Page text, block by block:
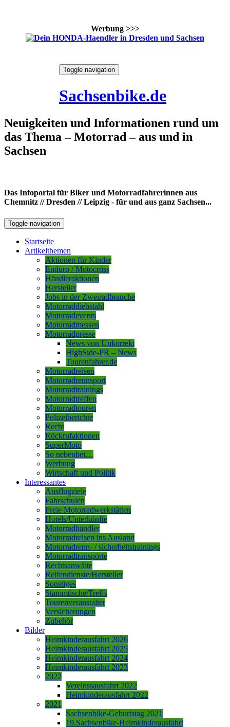
Werbung >>>
Toggle navigation
Sachsenbike.de
Neuigkeiten und Informationen rund um
das Thema – Motorrad – aus und in
Sachsen
Das Infoportal für Biker und Motorradfahrerinnen aus
Chemnitz // Dresden // Leipzig - für und aus ganz Sachsen...
Toggle navigation
Startseite
Artikelthemen
Aktionen für Kinder
Enduro / Motocross
Händleraktionen
Hersteller
Jobs in der Zweiradbranche
Motorraddiebstahl
Motorradevents
Motorradmessen
Motorradpresse
News von Unkorrekt
HighSide-PR – News
Tourenfahrer.de
Motorradreisen
Motorradrennsport
Motorradtrainings
Motorradtreffen
Motorradtouren
Polizeiberichte
Recht
Rückrufaktionen
SuperMoto
So nebenbei…
Werbung
Wirtschaft und Politik
Interessantes
Ausflugziele
Fahrschulen
Freie Motorradwerkstätten
Hotels/Unterkünfte
Motorradhändler
Motorradreisen ins Ausland
Motorradrenn- / sicherheitstrainings
Motorradtransporte
Rechtsanwälte
Reifendienste/Hersteller
Sonstiges
Stammtische/Treffs
Tourenveranstalter
Versicherungen
Zubehör
Bilder
Heimkinderausfahrt 2026
Heimkinderausfahrt 2025
Heimkinderausfahrt 2024
Heimkinderausfahrt 2023
2022
Vereinssausfahrt 2022
Heimkinderausfahrt 2022
2021
Sachsenbike-Geburtstag 2021
19.Sachsenbike-Heimkinderausfahrt